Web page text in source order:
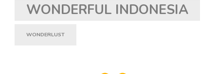
WONDERFUL INDONESIA
WONDERLUST